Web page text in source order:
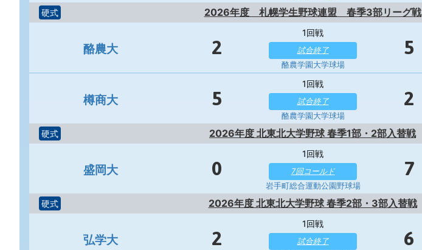
2026年度 札幌学生野球連盟 春季3部リーグ戦
硬式
酪農大 2
1回戦
試合終了
酪農学園大学球場
5
樽商大 5
1回戦
試合終了
酪農学園大学球場
2
2026年度 北東北大学野球 春季1部・2部入替戦
硬式
盛岡大 0
1回戦
7回コールド
岩手町総合運動公園野球場
7
2026年度 北東北大学野球 春季2部・3部入替戦
硬式
弘学大 2
1回戦
試合終了
6